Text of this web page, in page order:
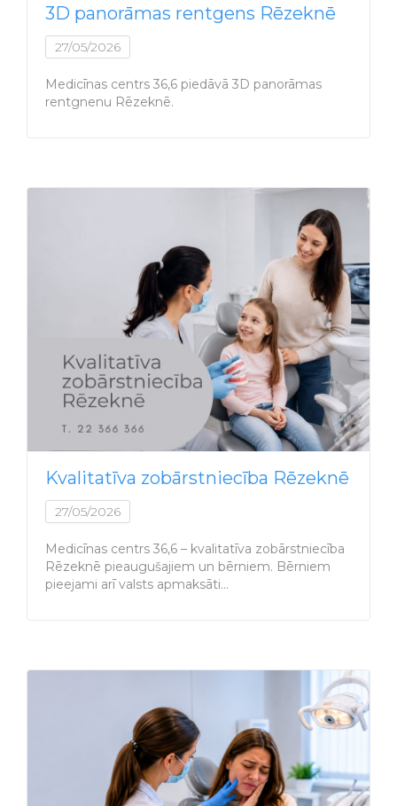
3D panorāmas rentgens Rēzeknē
27/05/2026
Medicīnas centrs 36,6 piedāvā 3D panorāmas
rentgnenu Rēzeknē.
Kvalitatīva zobārstniecība Rēzeknē
27/05/2026
Medicīnas centrs 36,6 – kvalitatīva zobārstniecība
Rēzeknē pieaugušajiem un bērniem. Bērniem
pieejami arī valsts apmaksāti…